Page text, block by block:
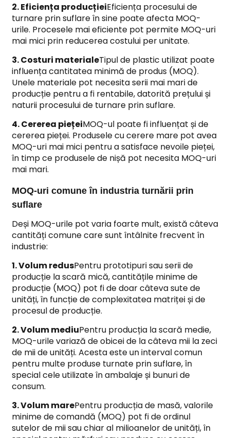
2. Eficiența producțieiEficiența procesului de
turnare prin suflare în sine poate afecta MOQ-
urile. Procesele mai eficiente pot permite MOQ-uri
mai mici prin reducerea costului per unitate.
3. Costuri materialeTipul de plastic utilizat poate
influența cantitatea minimă de produs (MOQ).
Unele materiale pot necesita serii mai mari de
producție pentru a fi rentabile, datorită prețului și
naturii procesului de turnare prin suflare.
4. Cererea piețeiMOQ-ul poate fi influențat și de
cererea pieței. Produsele cu cerere mare pot avea
MOQ-uri mai mici pentru a satisface nevoile pieței,
în timp ce produsele de nișă pot necesita MOQ-uri
mai mari.
MOQ-uri comune în industria turnării prin
suflare
Deși MOQ-urile pot varia foarte mult, există câteva
cantități comune care sunt întâlnite frecvent în
industrie:
1. Volum redusPentru prototipuri sau serii de
producție la scară mică, cantitățile minime de
producție (MOQ) pot fi de doar câteva sute de
unități, în funcție de complexitatea matriței și de
procesul de producție.
2. Volum mediuPentru producția la scară medie,
MOQ-urile variază de obicei de la câteva mii la zeci
de mii de unități. Acesta este un interval comun
pentru multe produse turnate prin suflare, în
special cele utilizate în ambalaje și bunuri de
consum.
3. Volum marePentru producția de masă, valorile
minime de comandă (MOQ) pot fi de ordinul
sutelor de mii sau chiar al milioanelor de unități, în